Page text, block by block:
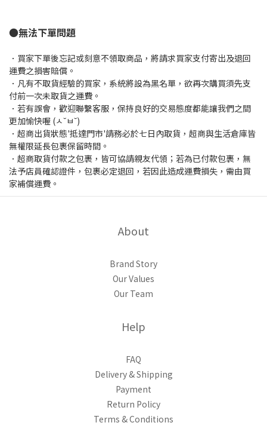
●無法下單問題
．買家下單後忘記或刻意不領取商品，將請求買家支付寄出及退回
運費之損害賠償。
．凡有不取貨經驗的買家，系統將設為黑名單，欲再次購買須先支
付前一次未取貨之運費。
．若有誤會，歡迎聯繫客服，保持良好的交易態度都能讓我們之間
更加愉快喔 (ㅅ˘ㅂ˘)
．超商出貨狀態'抵達門市'請務必於七日內取貨，超商與生活倉庫皆
無權限延長包裹保留時間。
．超商取貨付款之包裹，皆可協請親友代領；若為已付款包裹，無
法予店員確認證件，包裹必定退回，若因此造成運費損失，需由買
家補償運費。
About
Brand Story
Our Values
Our Team
Help
FAQ
Delivery & Shipping
Payment
Return Policy
Terms & Conditions